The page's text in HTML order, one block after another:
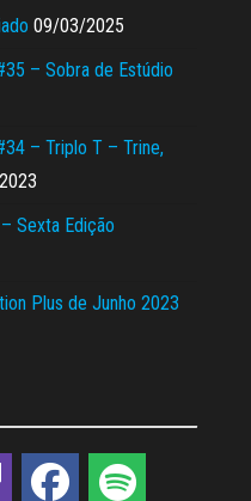
09/03/2025
– Sobra de Estúdio
– Triplo T – Trine,
Sexta Edição
Plus de Junho 2023